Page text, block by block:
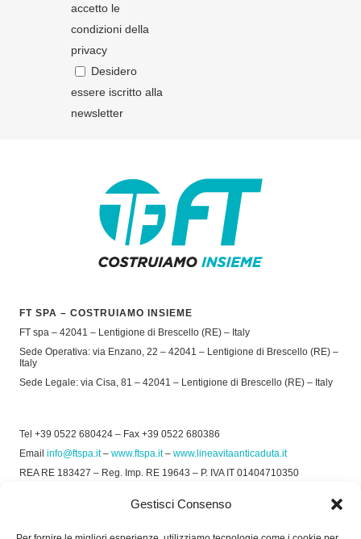
Gestisci Consenso
accetto le
condizioni della
privacy
Desidero
essere iscritto alla
newsletter
FT SPA – COSTRUIAMO INSIEME
FT spa – 42041 – Lentigione di Brescello (RE) – Italy
Sede Operativa: via Enzano, 22 – 42041 – Lentigione di Brescello (RE) –
Italy
Sede Legale: via Cisa, 81 – 42041 – Lentigione di Brescello (RE) – Italy
Tel +39 0522 680424 – Fax +39 0522 680386
Email info@ftspa.it– www.ftspa.it– www.lineavitaanticaduta.it
REA RE 183427 – Reg. Imp. RE 19643 – P. IVA IT 01404710350
Privacy Policy–Cookie Policy